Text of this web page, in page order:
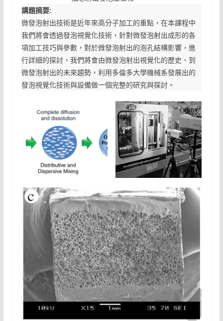
講題摘要:
微發泡射出技術是近年來高分子加工的重點，在本課程中
我們將會透過發泡視覺化技術，針對微發泡射出成形的各
項加工技巧與參數，對於微發泡射出的泡孔結構影響，進
行詳細的探討，我們將會由微發泡射出視覺化的歷史、到
微發泡射出的未來趨勢，利用多倫多大學機械系發展出的
發泡視覺化技術與設備做一個完整的研究與探討。